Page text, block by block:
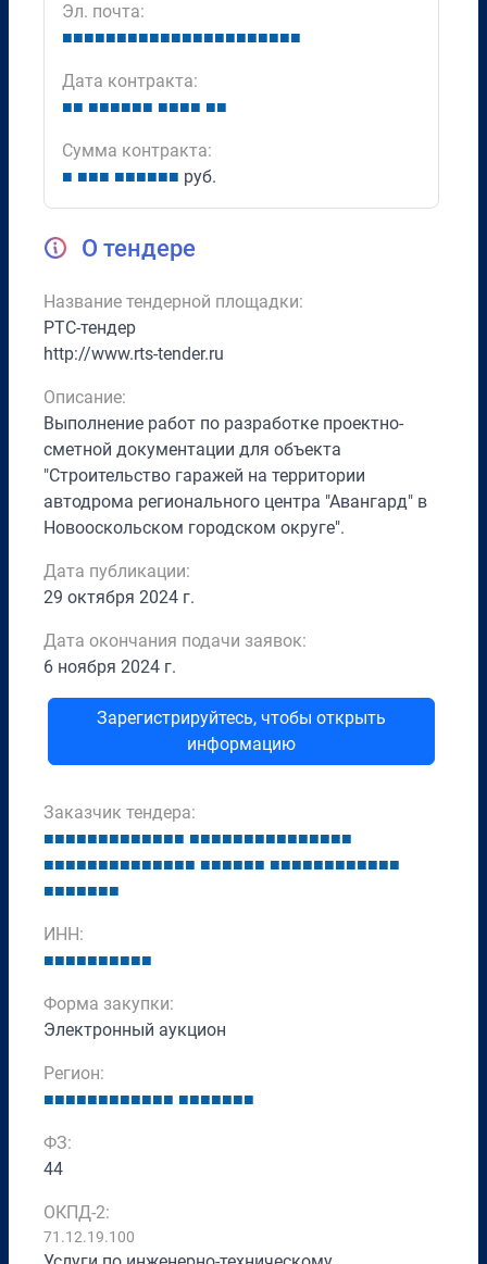
Эл. почта:
■■■■■■■■■■■■■■■■■■■■■■
Дата контракта:
■■ ■■■■■■ ■■■■ ■■
Сумма контракта:
■ ■■■ ■■■■■■ руб.
О тендере
Название тендерной площадки:
РТС-тендер
http://www.rts-tender.ru
Описание:
Выполнение работ по разработке проектно-
сметной документации для объекта
"Строительство гаражей на территории
автодрома регионального центра "Авангард" в
Новооскольском городском округе".
Дата публикации:
29 октября 2024 г.
Дата окончания подачи заявок:
6 ноября 2024 г.
Зарегистрируйтесь, чтобы открыть
информацию
Заказчик тендера:
■■■■■■■■■■■■■ ■■■■■■■■■■■■■■■
■■■■■■■■■■■■■■ ■■■■■■ ■■■■■■■■■■■■
■■■■■■■
ИНН:
■■■■■■■■■■
Форма закупки:
Электронный аукцион
Регион:
■■■■■■■■■■■■ ■■■■■■■
ФЗ:
44
ОКПД-2:
71.12.19.100